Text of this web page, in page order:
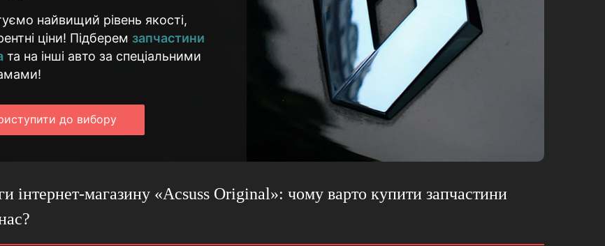
найвищий рівень якості,
ціни! Підберем запчастини
та на інші авто за спеціальними
до вибору
інтернет-магазину «Acsuss Original»: чому варто купити запчастини